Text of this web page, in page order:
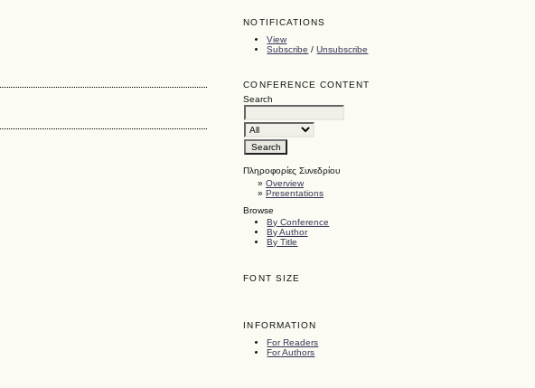
NOTIFICATIONS
View
Subscribe /Unsubscribe
CONFERENCE CONTENT
Search
Πληροφορίες Συνεδρίου
»Overview
»Presentations
Browse
By Conference
By Author
By Title
FONT SIZE
INFORMATION
For Readers
For Authors